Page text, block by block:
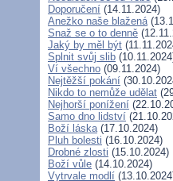
Doporučení (14.11.2024)
Anežko naše blažená
Snaž se o to denně
Jaký by měl být
Splnit svůj slib
Ví všechno (09.11.2024)
Nejtěžší pokání
Nikdo to nemůže udělat
Nejhorší ponížení
Samo dno lidství
Boží láska(17.10.2024)
Pluh bolesti (16.10.2024)
Drobné zlosti (15.10.2024)
Boží vůle (14.10.2024)
Vytrvale modlí